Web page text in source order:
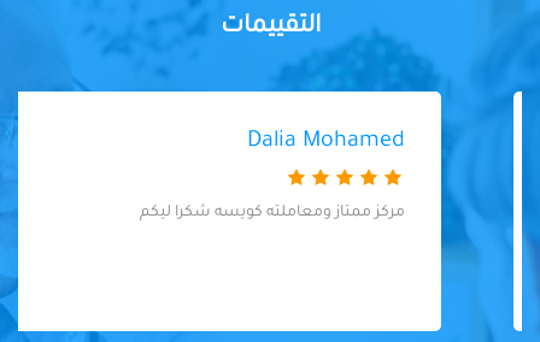
التقييمات
Dalia Mohamed
مركز ممتاز ومعاملته كويسه شكرا ليكم